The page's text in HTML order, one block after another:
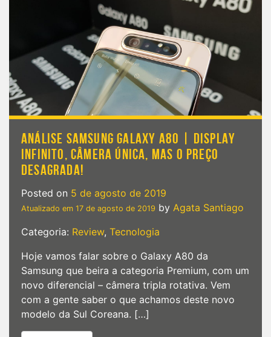
ANÁLISE SAMSUNG GALAXY A80 | DISPLAY
INFINITO, CÂMERA ÚNICA, MAS O PREÇO
DESAGRADA!
Posted on 5 de agosto de 2019
Atualizado em 17 de agosto de 2019 by Agata Santiago
Categoria: Review, Tecnologia
Hoje vamos falar sobre o Galaxy A80 da
Samsung que beira a categoria Premium, com um
novo diferencial – câmera tripla rotativa. Vem
com a gente saber o que achamos deste novo
modelo da Sul Coreana. […]